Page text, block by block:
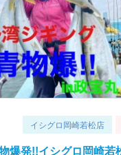
イシグロ岡崎若松店
爆発!!イシグロ岡崎若